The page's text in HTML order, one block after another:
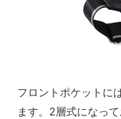
フロントポケットに
ます。2層式になっ